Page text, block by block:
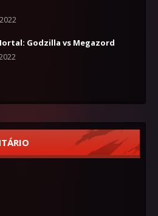
Godzilla vs Megazord